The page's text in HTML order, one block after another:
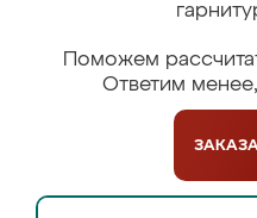
Поможем
Ответим